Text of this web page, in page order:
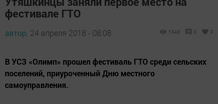
фестивале ГТО
автор, 24 апреля 2018 - 08:08 1343 0 0
В УСЗ «Олимп» прошел фестиваль ГТО среди сельских
поселений, приуроченный Дню местного
самоуправления.